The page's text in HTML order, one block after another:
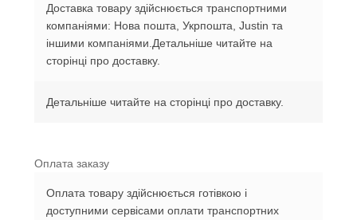
Доставка товару здійснюється транспортними
компаніями: Нова пошта, Укрпошта, Justin та
іншими компаніями.Детальніше читайте на
сторінці про доставку.
Детальніше читайте на сторінці про доставку.
Оплата заказу
Оплата товару здійснюється готівкою і
доступними сервісами оплати транспортних